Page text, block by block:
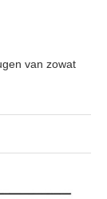
van zowat